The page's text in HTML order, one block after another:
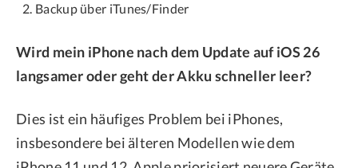
Backup über iTunes/Finder
Wird mein iPhone nach dem Update auf iOS 26
langsamer oder geht der Akku schneller leer?
Dies ist ein häufiges Problem bei iPhones,
insbesondere bei älteren Modellen wie dem